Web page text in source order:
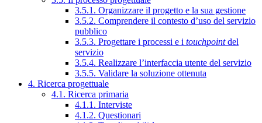
3.5.1. Organizzare il progetto e la sua gestione
3.5.2. Comprendere il contesto d’uso del servizio
pubblico
3.5.3. Progettare i processi e i touchpointdel
servizio
3.5.4. Realizzare l’interfaccia utente del servizio
3.5.5. Validare la soluzione ottenuta
4. Ricerca progettuale
4.1. Ricerca primaria
4.1.1. Interviste
4.1.2. Questionari